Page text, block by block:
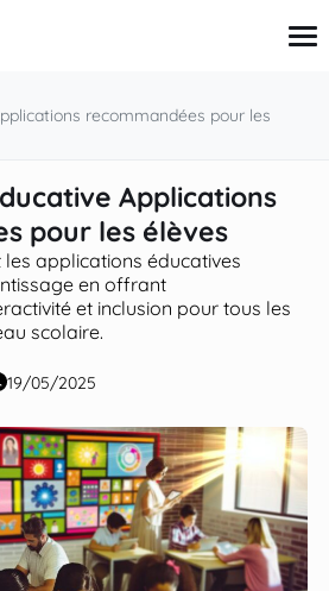
Innovation
recommandées pour les
Applications
pour les élèves
applications éducatives
en offrant
et inclusion pour tous les
scolaire.
19/05/2025